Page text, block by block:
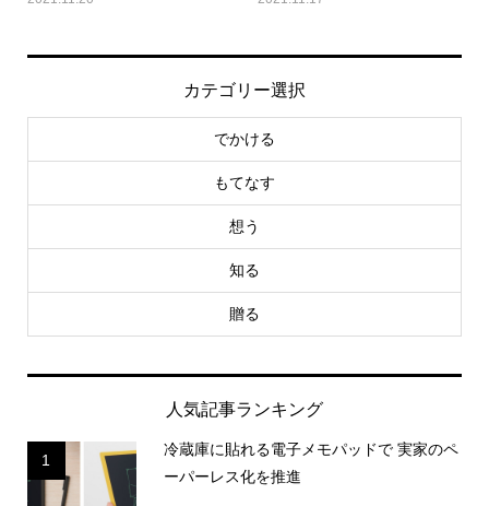
カテゴリー選択
でかける
もてなす
想う
知る
贈る
人気記事ランキング
1
冷蔵庫に貼れる電子メモパッドで 実家のペ
ーパーレス化を推進